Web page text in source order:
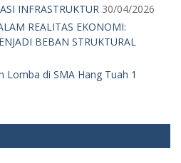
INFRASTRUKTUR 30/04/2026
REALITAS EKONOMI:
BEBAN STRUKTURAL
Lomba di SMA Hang Tuah 1